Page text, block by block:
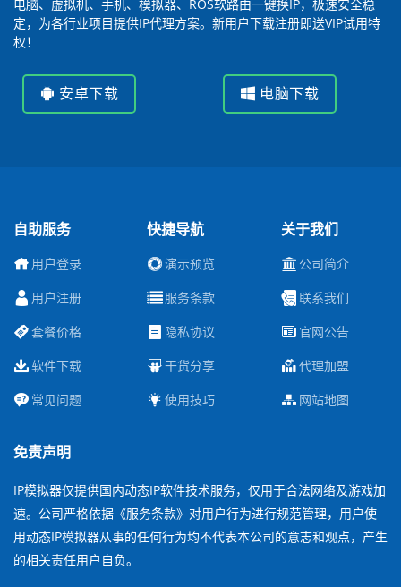
电脑、虚拟机、手机、模拟器、ROS软路由一键换IP，极速安全稳
定，为各行业项目提供IP代理方案。新用户下载注册即送VIP试用特
权！
安卓下载 电脑下载
自助服务
用户登录
用户注册
套餐价格
软件下载
常见问题
快捷导航
演示预览
服务条款
隐私协议
干货分享
使用技巧
关于我们
公司简介
联系我们
官网公告
代理加盟
网站地图
免责声明
IP模拟器仅提供国内动态IP软件技术服务，仅用于合法网络及游戏加
速。公司严格依据《服务条款》对用户行为进行规范管理，用户使
用动态IP模拟器从事的任何行为均不代表本公司的意志和观点，产生
的相关责任用户自负。